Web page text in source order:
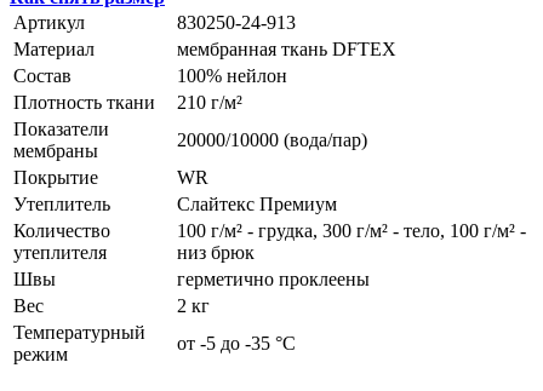
Артикул
830250-24-913
Материал
мембранная ткань DFTEX
Состав
100% нейлон
Плотность ткани
210 г/м²
Показатели
мембраны
20000/10000 (вода/пар)
Покрытие
WR
Утеплитель
Слайтекс Премиум
Количество
утеплителя
100 г/м² - грудка, 300 г/м² - тело, 100 г/м² -
низ брюк
Швы
герметично проклеены
Вес
2 кг
Температурный
режим
от -5 до -35 °С